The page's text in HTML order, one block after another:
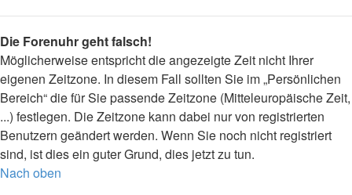
Die Forenuhr geht falsch!
Möglicherweise entspricht die angezeigte Zeit nicht Ihrer
eigenen Zeitzone. In diesem Fall sollten Sie im „Persönlichen
Bereich“ die für Sie passende Zeitzone (Mitteleuropäische Zeit,
...) festlegen. Die Zeitzone kann dabei nur von registrierten
Benutzern geändert werden. Wenn Sie noch nicht registriert
sind, ist dies ein guter Grund, dies jetzt zu tun.
Nach oben